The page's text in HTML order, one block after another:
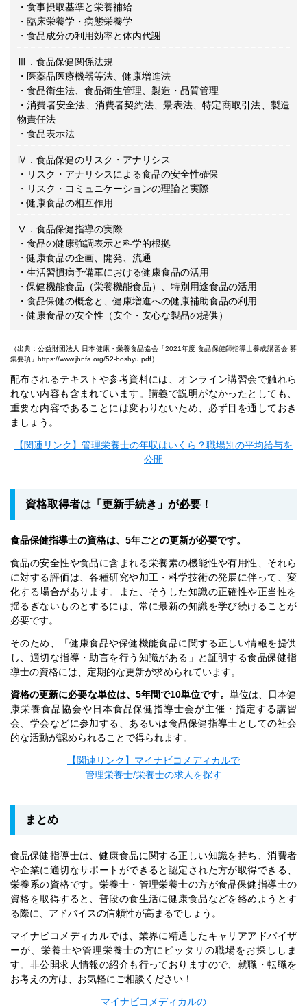
・食事摂取基準と栄養補給
・臨床栄養学・病態栄養学
・食品成分の利用効率と体内代謝
Ⅲ．食品保健関係法規
・医薬品医療機器等法、健康増進法
・食品衛生法、食品衛生管理、製造・品質管理
・消費者安全法、消費者契約法、景表法、特定商取引法、製造
物責任法
・食品表示法
Ⅳ．食品保健のリスク・アナリシス
・リスク・アナリシスによる食品の安全性確保
・リスク・コミュニケーションの理論と実際
・健康食品の相互作用
Ⅴ．食品保健指導の実際
・食品の健康強調表示と科学的根拠
・健康食品の企画、開発、流通
・生活習慣病予備軍における健康食品の活用
・保健機能食品（栄養機能食品）、特別用途食品の活用
・食品保健の概念と、健康増進への健康補助食品の利用
・健康食品の安全性（安全・安心な製品の提供）
（出典：公益財団法人 日本健康・栄養食品協会「2021年度 食品保健師指導士養成講習会 募
集要項」 https://www.jhnfa.org/52-boshyu.pdf）
配布されるテキストや参考資料には、オンライン講習会で触れら
れない内容も含まれています。講義で説明がなかったとしても、
重要な内容であることには変わりないため、必ず目を通しておき
ましょう。
【関連リンク】管理栄養士の年収はいくら？職場別の平均給与を
公開
資格取得者は「更新手続き」が必要！
食品保健指導士の資格は、5年ごとの更新が必要です。
食品の安全性や食品に含まれる栄養素の機能性や有用性、それら
に対する評価は、各種研究や加工・科学技術の発展に伴って、変
化する場合があります。また、そうした知識の正確性や正当性を
揺るぎないものとするには、常に最新の知識を学び続けることが
必要です。
そのため、「健康食品や保健機能食品に関する正しい情報を提供
し、適切な指導・助言を行う知識がある」と証明する食品保健指
導士の資格には、定期的な更新が求められています。
資格の更新に必要な単位は、5年間で10単位です。 単位は、日本健
康栄養食品協会や日本食品保健指導士会が主催・指定する講習
会、学会などに参加する、あるいは食品保健指導士としての社会
的な活動が認められることで得られます。
【関連リンク】マイナビコメディカルで
管理栄養士/栄養士の求人を探す
まとめ
食品保健指導士は、健康食品に関する正しい知識を持ち、消費者
や企業に適切なサポートができると認定された方が取得できる、
栄養系の資格です。栄養士・管理栄養士の方が食品保健指導士の
資格を取得すると、普段の食生活に健康食品などを絡めようとす
る際に、アドバイスの信頼性が高まるでしょう。
マイナビコメディカルでは、業界に精通したキャリアアドバイザ
ーが、栄養士や管理栄養士の方にピッタリの職場をお探ししま
す。非公開求人情報の紹介も行っておりますので、就職・転職を
お考えの方は、お気軽にご相談ください！
マイナビコメディカルの